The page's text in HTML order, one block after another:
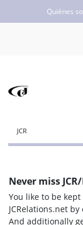
Quiénes
JCR
Never miss
You like to be
JCRelations.net by
And additionally